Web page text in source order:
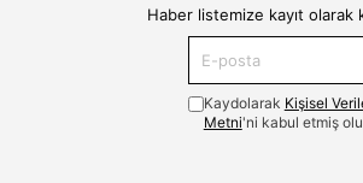
Haber listemize kayıt
Kaydolarak Kişisel
Metni'ni kabul etmiş